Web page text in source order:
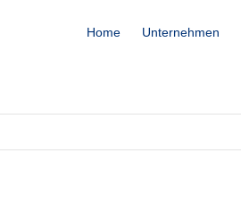
Home Unternehmen